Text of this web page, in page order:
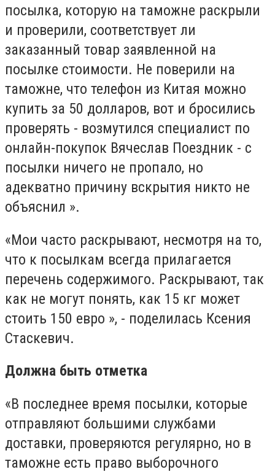
посылка, которую на таможне раскрыли
и проверили, соответствует ли
заказанный товар заявленной на
посылке стоимости. Не поверили на
таможне, что телефон из Китая можно
купить за 50 долларов, вот и бросились
проверять - возмутился специалист по
онлайн-покупок Вячеслав Поездник - с
посылки ничего не пропало, но
адекватно причину вскрытия никто не
объяснил ».
«Мои часто раскрывают, несмотря на то,
что к посылкам всегда прилагается
перечень содержимого. Раскрывают, так
как не могут понять, как 15 кг может
стоить 150 евро », - поделилась Ксения
Стаскевич.
Должна быть отметка
«В последнее время посылки, которые
отправляют большими службами
доставки, проверяются регулярно, но в
таможне есть право выборочного